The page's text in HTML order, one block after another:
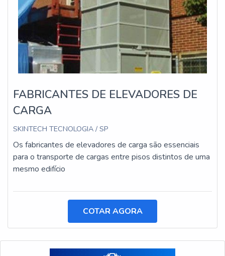
FABRICANTES DE ELEVADORES DE
CARGA
SKINTECH TECNOLOGIA / SP
Os fabricantes de elevadores de carga são essenciais
para o transporte de cargas entre pisos distintos de uma
mesmo edifício
COTAR AGORA